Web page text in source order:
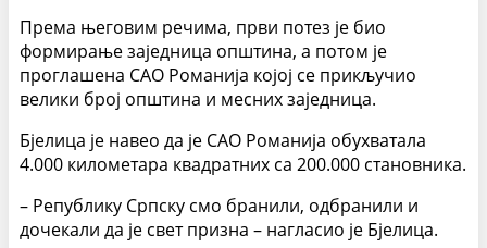
Према његовим речима, први потез је био
формирање заједница општина, а потом је
проглашена САО Романија којој се прикључио
велики број општина и месних заједница.
Бјелица је навео да је САО Романија обухватала
4.000 километара квадратних са 200.000 становника.
– Републику Српску смо бранили, одбранили и
дочекали да је свет призна – нагласио је Бјелица.